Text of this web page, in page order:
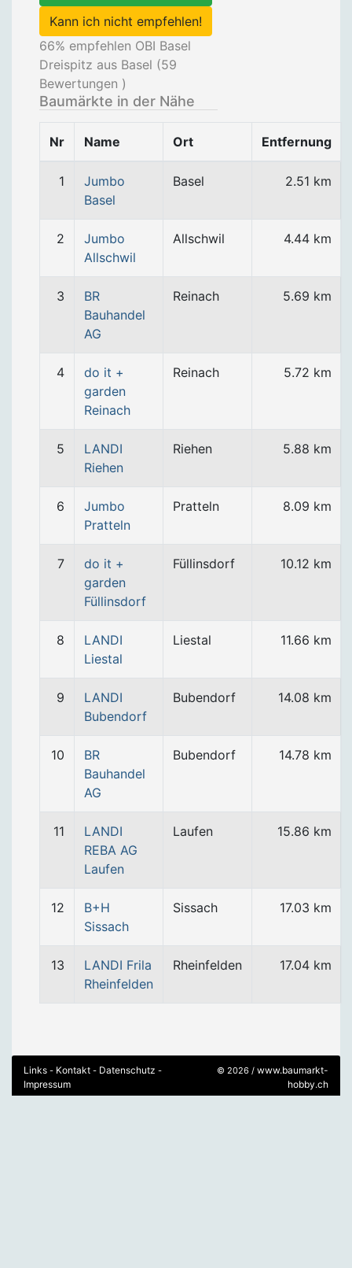
Kann ich nicht empfehlen!
66% empfehlen OBI Basel
Dreispitz aus Basel (59
Bewertungen )
Baumärkte in der Nähe
Nr Name Ort Entfernung
1
Jumbo
Basel
Basel 2.51 km
2
Jumbo
Allschwil
Allschwil 4.44 km
3
BR
Bauhandel
AG
Reinach 5.69 km
4
do it +
garden
Reinach
Reinach 5.72 km
5
LANDI
Riehen
Riehen 5.88 km
6
Jumbo
Pratteln
Pratteln 8.09 km
7
do it +
garden
Füllinsdorf
Füllinsdorf 10.12 km
8
LANDI
Liestal
Liestal 11.66 km
9
LANDI
Bubendorf
Bubendorf 14.08 km
10
BR
Bauhandel
AG
Bubendorf 14.78 km
11
LANDI
REBA AG
Laufen
Laufen 15.86 km
12
B+H
Sissach
Sissach 17.03 km
13
LANDI Frila
Rheinfelden
Rheinfelden 17.04 km
Links - Kontakt - Datenschutz -
Impressum
© 2026 / www.baumarkt-
hobby.ch